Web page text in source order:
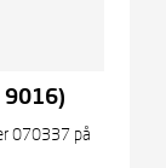
9016)
070337 på